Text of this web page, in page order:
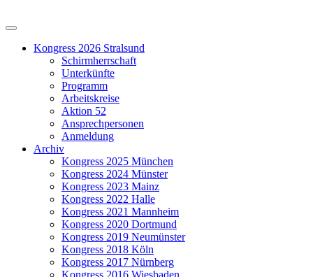
Kongress 2026 Stralsund
Schirmherrschaft
Unterkünfte
Programm
Arbeitskreise
Aktion 52
Ansprechpersonen
Anmeldung
Archiv
Kongress 2025 München
Kongress 2024 Münster
Kongress 2023 Mainz
Kongress 2022 Halle
Kongress 2021 Mannheim
Kongress 2020 Dortmund
Kongress 2019 Neumünster
Kongress 2018 Köln
Kongress 2017 Nürnberg
Kongress 2016 Wiesbaden